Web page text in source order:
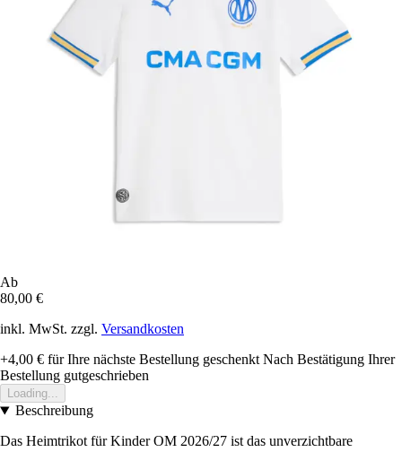
Ab
80,00 €
inkl. MwSt. zzgl. Versandkosten
+4,00 € für Ihre nächste Bestellung geschenkt Nach Bestätigung Ihrer
Bestellung gutgeschrieben
Loading...
Beschreibung
Das Heimtrikot für Kinder OM 2026/27 ist das unverzichtbare